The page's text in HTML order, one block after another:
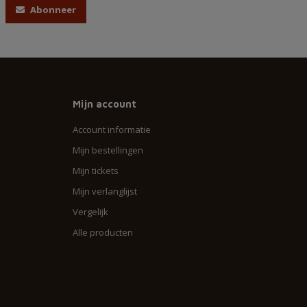
Abonneer
Mijn account
Account informatie
Mijn bestellingen
Mijn tickets
Mijn verlanglijst
Vergelijk
Alle producten